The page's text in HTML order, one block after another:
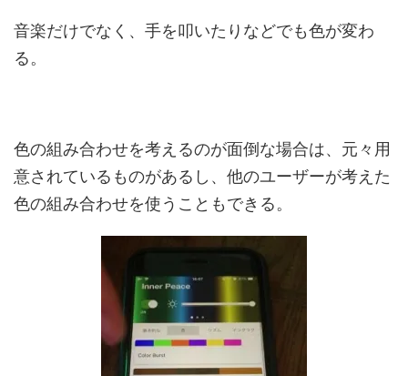
音楽だけでなく、手を叩いたりなどでも色が変わ
る。
色の組み合わせを考えるのが面倒な場合は、元々用
意されているものがあるし、他のユーザーが考えた
色の組み合わせを使うこともできる。